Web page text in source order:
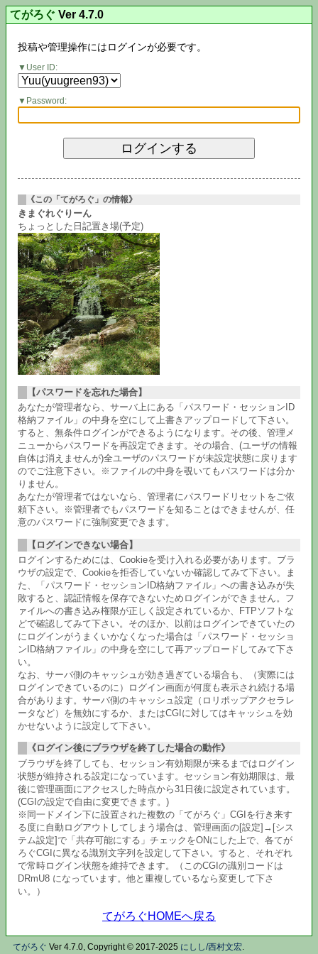
てがろぐ Ver 4.7.0
投稿や管理操作にはログインが必要です。
User ID:
Password:
《この「てがろぐ」の情報》
きまぐれぐりーん
ちょっとした日記置き場(予定)
【パスワードを忘れた場合】
あなたが管理者なら、サーバ上にある「パスワード・セッションID
格納ファイル」の中身を空にして上書きアップロードして下さい。
すると、無条件ログインができるようになります。その後、管理メ
ニューからパスワードを再設定できます。その場合、(ユーザの情報
自体は消えませんが)全ユーザのパスワードが未設定状態に戻ります
のでご注意下さい。※ファイルの中身を覗いてもパスワードは分か
りません。
あなたが管理者ではないなら、管理者にパスワードリセットをご依
頼下さい。※管理者でもパスワードを知ることはできませんが、任
意のパスワードに強制変更できます。
【ログインできない場合】
ログインするためには、Cookieを受け入れる必要があります。ブラ
ウザの設定で、Cookieを拒否していないか確認してみて下さい。ま
た、「パスワード・セッションID格納ファイル」への書き込みが失
敗すると、認証情報を保存できないためログインができません。フ
ァイルへの書き込み権限が正しく設定されているか、FTPソフトな
どで確認してみて下さい。そのほか、以前はログインできていたの
にログインがうまくいかなくなった場合は「パスワード・セッショ
ンID格納ファイル」の中身を空にして再アップロードしてみて下さ
い。
なお、サーバ側のキャッシュが効き過ぎている場合も、（実際には
ログインできているのに）ログイン画面が何度も表示され続ける場
合があります。サーバ側のキャッシュ設定（ロリポップアクセラレ
ータなど）を無効にするか、またはCGIに対してはキャッシュを効
かせないように設定して下さい。
《ログイン後にブラウザを終了した場合の動作》
ブラウザを終了しても、セッション有効期限が来るまではログイン
状態が維持される設定になっています。セッション有効期限は、最
後に管理画面にアクセスした時点から31日後に設定されています。
(CGIの設定で自由に変更できます。)
※同一ドメイン下に設置された複数の「てがろぐ」CGIを行き来す
る度に自動ログアウトしてしまう場合は、管理画面の[設定]→[シス
テム設定]で「共存可能にする」チェックをONにした上で、各てが
ろぐCGIに異なる識別文字列を設定して下さい。すると、それぞれ
で常時ログイン状態を維持できます。（このCGIの識別コードは
DRmU8 になっています。他と重複しているなら変更して下さ
い。）
てがろぐHOMEへ戻る
てがろぐ Ver 4.7.0, Copyright © 2017-2025 にしし/西村文宏.